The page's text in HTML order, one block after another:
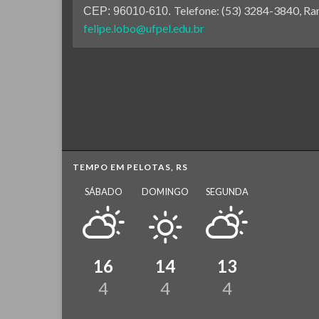
CEP: 96010-610. Telefone: (53) 3284-3840,
felipe.lobo@ufpel.edu.br
TEMPO EM PELOTAS, RS
SÁBADO
16
4
DOMINGO
14
4
SEGUNDA
13
4